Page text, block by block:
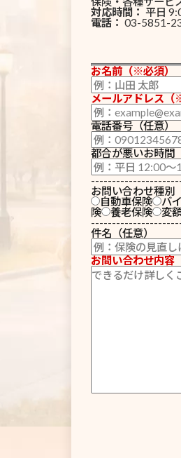
対応時間： 平日
電話： 03-5851-
お名前（※必須）
メールアドレス（
電話番号（任意）
都合が悪いお時間
お問い合わせ種別
自動車保険
バ
険
養老保険 変
件名（任意）
お問い合わせ内容